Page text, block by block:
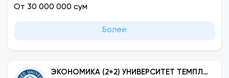
От 30 000 000 сум
Более
ЭКОНОМИКА (2+2) УНИВЕРСИТЕТ ТЕМПЛА,